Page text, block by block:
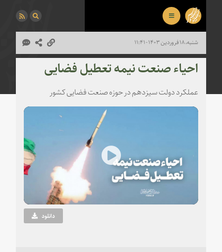
شنبه، ۱۸ فروردین ۱۴۰۳ - ۱۱:۴۱
احیاء صنعت نیمه تعطیل فضایی
عملکرد دولت سیزدهم در حوزه صنعت فضایی کشور
Play
Video دانلود